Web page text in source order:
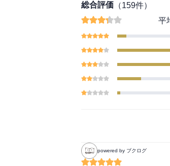
総合評価 （159件）
平
powered by ブクログ